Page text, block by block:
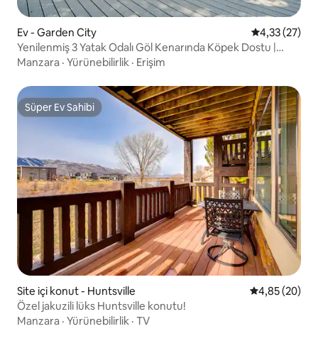
Ev - Garden City 5 üzerinden
4,33 (27)
Yenilenmiş 3 Yatak Odalı Göl Kenarında Köpek Dostu |
Asansör
Manzara · Yürünebilirlik · Erişim
Süper Ev Sahibi
Süper Ev Sahibi
Site içi konut - Huntsville 5 üzerinden
4,85 (20)
Özel jakuzili lüks Huntsville konutu!
Manzara · Yürünebilirlik · TV